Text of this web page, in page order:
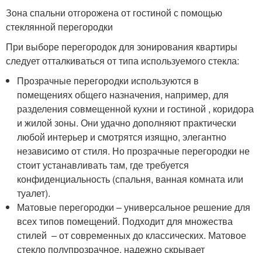
Зона спальни отгорожена от гостиной с помощью
стеклянной перегородки
При выборе перегородок для зонирования квартиры
следует отталкиваться от типа используемого стекла:
Прозрачные перегородки используются в
помещениях общего назначения, например, для
разделения совмещенной кухни и гостиной , коридора
и жилой зоны. Они удачно дополняют практически
любой интерьер и смотрятся изящно, элегантно
независимо от стиля. Но прозрачные перегородки не
стоит устанавливать там, где требуется
конфиденциальность (спальня, ванная комната или
туалет).
Матовые перегородки – универсальное решение для
всех типов помещений. Подходит для множества
стилей – от современных до классических. Матовое
стекло полупрозрачное, надежно скрывает